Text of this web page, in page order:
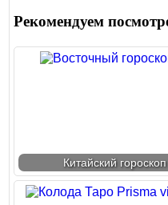
Рекомендуем
Китайский